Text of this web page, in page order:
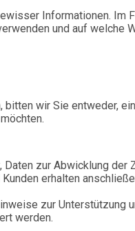
Informationen. Im
und auf welche
wir Sie entweder,
zur Abwicklung der
erhalten
zur Unterstützung
werden.